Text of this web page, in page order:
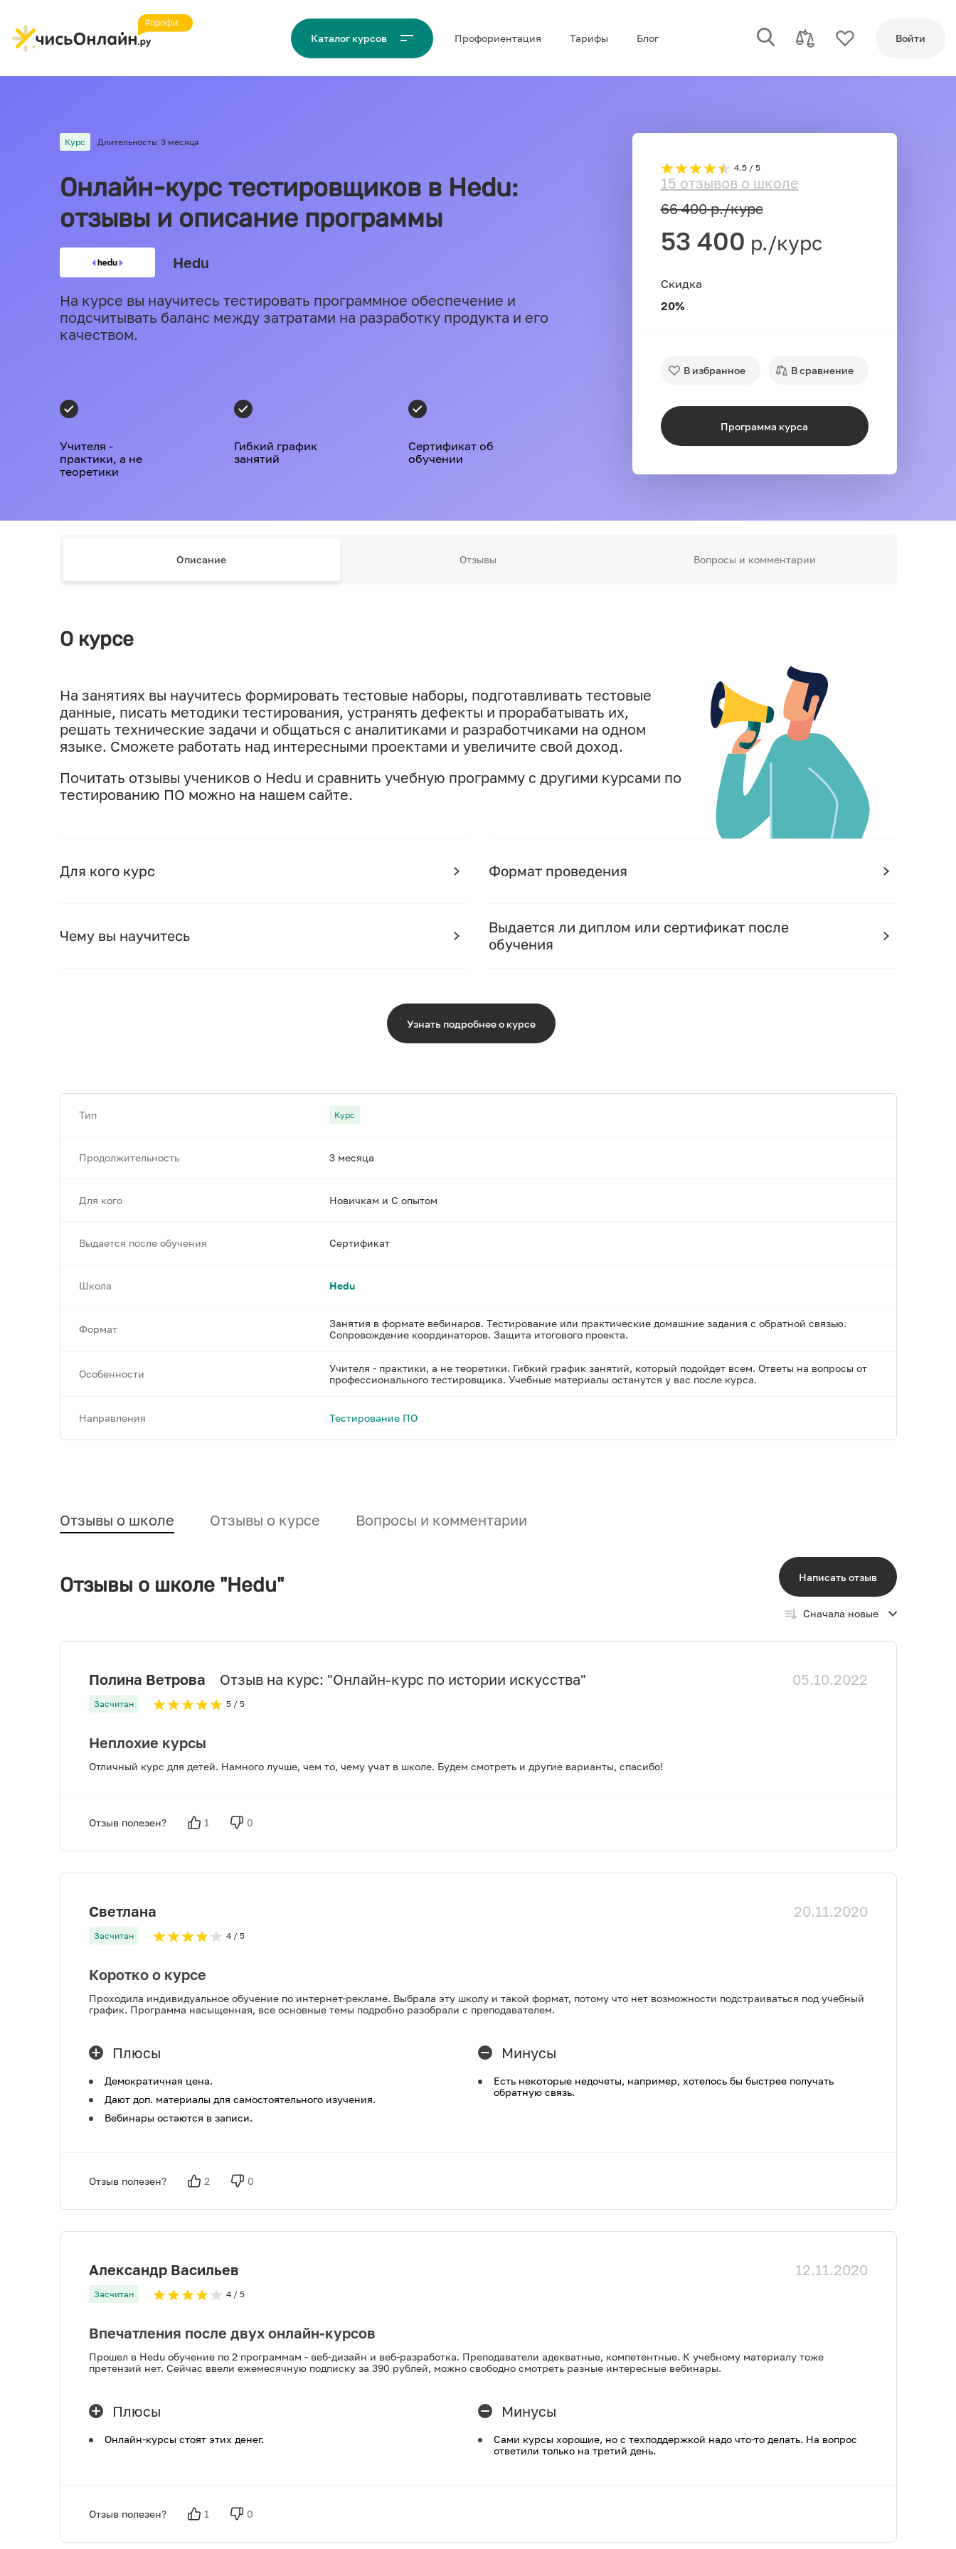
Каталог курсов Проф‌ориентация Тарифы Блог Войти
Курс Длительность: 3 месяца
Онлайн-курс тестировщиков в Hedu:
отзывы и описание программы
Hedu
На курсе вы научитесь тестировать программное обеспечение и
подсчитывать баланс между затратами на разработку продукта и его
качеством.
Учителя -
практики, а не
теоретики
Гибкий график
занятий
Сертификат об
обучении
4.5 / 5
15 отзывов о школе
66 400р./курс
53 400 р./курс
Скидка
20%
В избранное В сравнение
Программа курса
Описание Отзывы Вопросы и комментарии
О курсе
На занятиях вы научитесь формировать тестовые наборы, подготавливать тестовые
данные, писать методики тестирования, устранять дефекты и прорабатывать их,
решать технические задачи и общаться с аналитиками и разработчиками на одном
языке. Сможете работать над интересными проектами и увеличите свой доход.
Почитать отзывы учеников о Hedu и сравнить учебную программу с другими курсами по
тестированию ПО можно на нашем сайте.
Для кого курс
Чему вы научитесь
Формат проведения
Выдается ли диплом или сертификат после
обучения
Узнать подробнее о курсе
Тип Курс
Продолжительность 3 месяца
Для кого Новичкам и С опытом
Выдается после обучения Сертификат
Школа Hedu
Формат
Занятия в формате вебинаров. Тестирование или практические домашние задания с обратной связью.
Сопровождение координаторов. Защита итогового проекта.
Особенности
Учителя - практики, а не теоретики. Гибкий график занятий, который подойдет всем. Ответы на вопросы от
профессионального тестировщика. Учебные материалы останутся у вас после курса.
Направления Тестирование ПО
Отзывы о школе Отзывы о курсе Вопросы и комментарии
Отзывы о школе "Hedu" Написать отзыв
Сначала новые
Полина Ветрова Отзыв на курс: "Онлайн-курс по истории искусства" 05.10.2022
Засчитан 5 / 5
Неплохие курсы
Отличный курс для детей. Намного лучше, чем то, чему учат в школе. Будем смотреть и другие варианты, спасибо!
Отзыв полезен? 1 0
Светлана 20.11.2020
Засчитан 4 / 5
Коротко о курсе
Проходила индивидуальное обучение по интернет-рекламе. Выбрала эту школу и такой формат, потому что нет возможности подстраиваться под учебный
график. Программа насыщенная, все основные темы подробно разобрали с преподавателем.
Плюсы
Демократичная цена.
Дают доп. материалы для самостоятельного изучения.
Вебинары остаются в записи.
Минусы
Есть некоторые недочеты, например, хотелось бы быстрее получать
обратную связь.
Отзыв полезен? 2 0
Александр Васильев 12.11.2020
Засчитан 4 / 5
Впечатления после двух онлайн-курсов
Прошел в Hedu обучение по 2 программам - веб-дизайн и веб-разработка. Преподаватели адекватные, компетентные. К учебному материалу тоже
претензий нет. Сейчас ввели ежемесячную подписку за 390 рублей, можно свободно смотреть разные интересные вебинары.
Плюсы
Онлайн-курсы стоят этих денег.
Минусы
Сами курсы хорошие, но с техподдержкой надо что-то делать. На вопрос
ответили только на третий день.
Отзыв полезен? 1 0